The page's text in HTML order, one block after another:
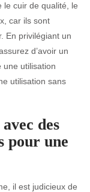
le cuir de qualité, le
car ils sont
En privilégiant un
d’avoir un
une utilisation
utilisation sans
des
pour une
il est judicieux de